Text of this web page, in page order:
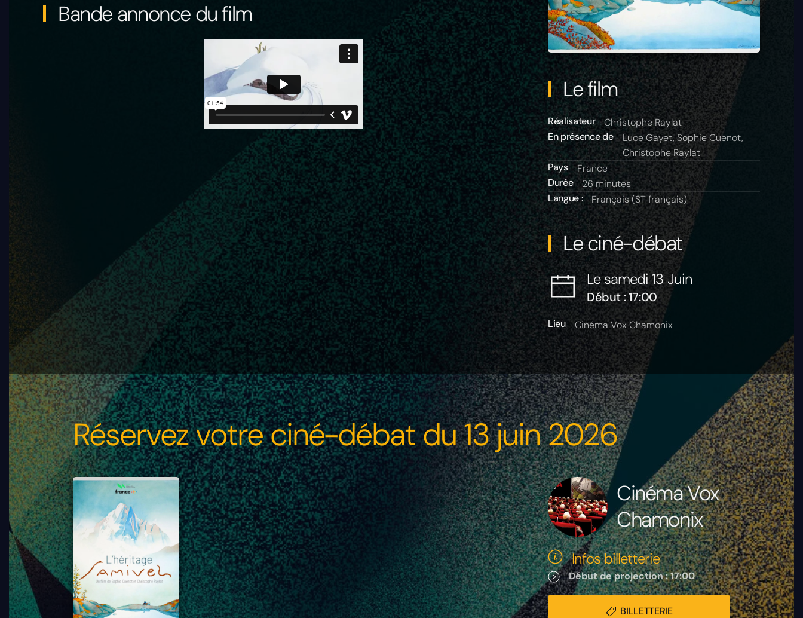
Bande annonce du film
Le film
Réalisateur
Christophe Raylat
En présence de
Luce Gayet, Sophie Cuenot,
Christophe Raylat
Pays
France
Durée
26 minutes
Langue :
Français (ST français)
Le ciné-débat
Le samedi 13 Juin
Début : 17:00
Lieu Cinéma Vox Chamonix
Réservez votre ciné-débat du 13 juin 2026
Cinéma Vox
Chamonix
Infos billetterie
Début de projection : 17:00
BILLETTERIE